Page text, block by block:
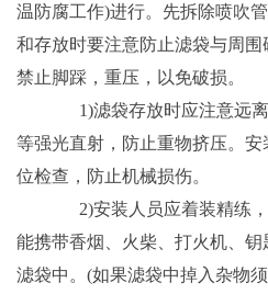
温防腐工作)进行。先拆除喷吹
和存放时要注意防止滤袋与周围
禁止脚踩，重压，以免破损。
1)滤袋存放时应注意远离
等强光直射，防止重物挤压。
位检查，防止机械损伤。
2)安装人员应着装精练，
能携带香烟、火柴、打火机、
滤袋中。(如果滤袋中掉入杂物